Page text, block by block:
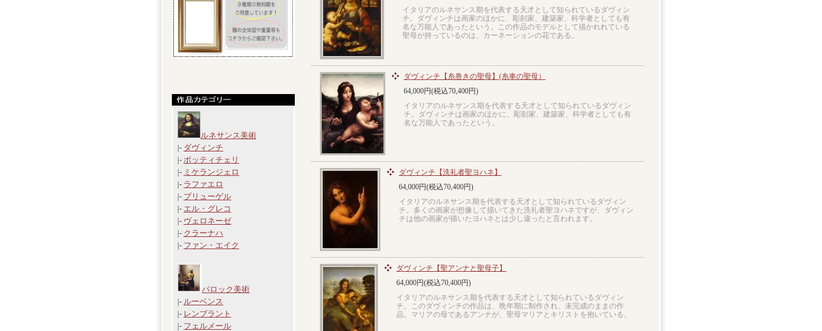
ルネサンス美術
|- ダヴィンチ
|- ボッティチェリ
|- ミケランジェロ
|- ラファエロ
|- ブリューゲル
|- エル・グレコ
|- ヴェロネーゼ
|- クラーナハ
|- ファン・エイク
バロック美術
|- ルーベンス
|- レンブラント
|- フェルメール
イタリアのルネサンス期を代表する天才として知られているダヴィン
チ。ダヴィンチは画家のほかに、彫刻家、建築家、科学者としても有
名な万能人であったという。この作品のモデルとして描かれれている
聖母が持っているのは、カーネーションの花である。
ダヴィンチ【糸巻きの聖母】(糸車の聖母）
64,000円(税込70,400円)
イタリアのルネサンス期を代表する天才として知られているダヴィン
チ。ダヴィンチは画家のほかに、彫刻家、建築家、科学者としても有
名な万能人であったという。
ダヴィンチ【洗礼者聖ヨハネ】
64,000円(税込70,400円)
イタリアのルネサンス期を代表する天才として知られているダヴィン
チ。多くの画家が想像して描いてきた洗礼者聖ヨハネですが、ダヴィン
チは他の画家が描いたヨハネとは少し違ったと言われます。
ダヴィンチ【聖アンナと聖母子】
64,000円(税込70,400円)
イタリアのルネサンス期を代表する天才として知られているダヴィン
チ。このダヴィンチの作品は、晩年期に制作され、未完成のままの作
品。マリアの母であるアンナが、聖母マリアとキリストを抱いている。